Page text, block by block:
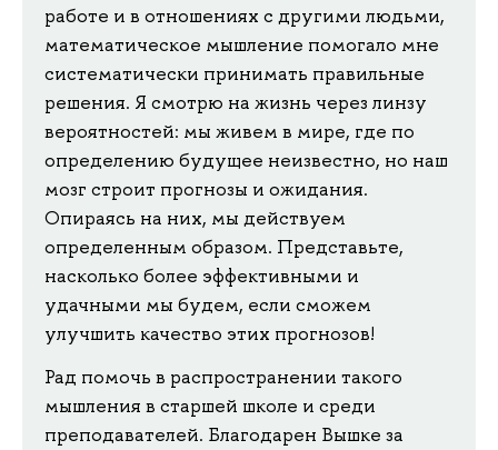
работе и в отношениях с другими людьми,
математическое мышление помогало мне
систематически принимать правильные
решения. Я смотрю на жизнь через линзу
вероятностей: мы живем в мире, где по
определению будущее неизвестно, но наш
мозг строит прогнозы и ожидания.
Опираясь на них, мы действуем
определенным образом. Представьте,
насколько более эффективными и
удачными мы будем, если сможем
улучшить качество этих прогнозов!
Рад помочь в распространении такого
мышления в старшей школе и среди
преподавателей. Благодарен Вышке за